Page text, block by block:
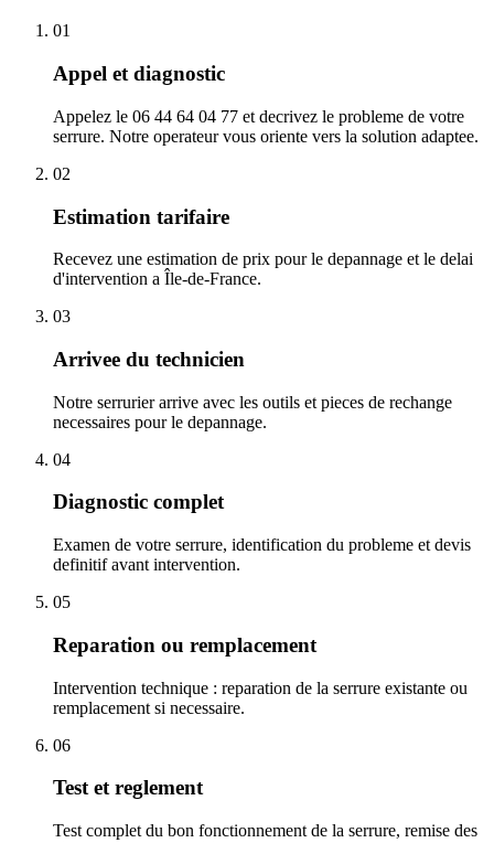
01
Appel et diagnostic
Appelez le 06 44 64 04 77 et decrivez le probleme de votre
serrure. Notre operateur vous oriente vers la solution adaptee.
02
Estimation tarifaire
Recevez une estimation de prix pour le depannage et le delai
d'intervention a Île-de-France.
03
Arrivee du technicien
Notre serrurier arrive avec les outils et pieces de rechange
necessaires pour le depannage.
04
Diagnostic complet
Examen de votre serrure, identification du probleme et devis
definitif avant intervention.
05
Reparation ou remplacement
Intervention technique : reparation de la serrure existante ou
remplacement si necessaire.
06
Test et reglement
Test complet du bon fonctionnement de la serrure, remise des